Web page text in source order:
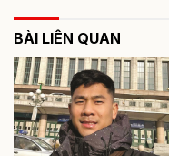
BÀI LIÊN QUAN